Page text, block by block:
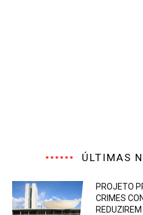
ÚLTIMAS
PROJETO
CRIMES